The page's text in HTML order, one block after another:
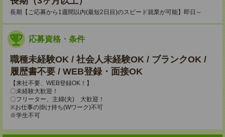
長期【ご応募から1週間以内(最短2日目)のスピード就業が可能】即日～
応募資格・条件
職種未経験OK / 社会人未経験OK / ブランクOK /
履歴書不要 / WEB登録・面接OK
【来社不要、WEB登録OK！】
〇未経験大歓迎！
〇フリーター、主婦(夫) 大歓迎！
※お仕事の掛け持ち(Wワーク)不可
※学生不可